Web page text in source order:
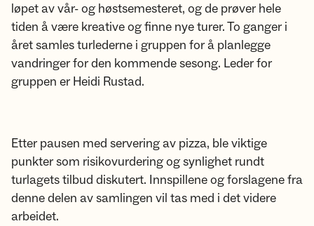
løpet av vår- og høstsemesteret, og de prøver hele
tiden å være kreative og finne nye turer. To ganger i
året samles turlederne i gruppen for å planlegge
vandringer for den kommende sesong. Leder for
gruppen er Heidi Rustad.
Etter pausen med servering av pizza, ble viktige
punkter som risikovurdering og synlighet rundt
turlagets tilbud diskutert. Innspillene og forslagene fra
denne delen av samlingen vil tas med i det videre
arbeidet.